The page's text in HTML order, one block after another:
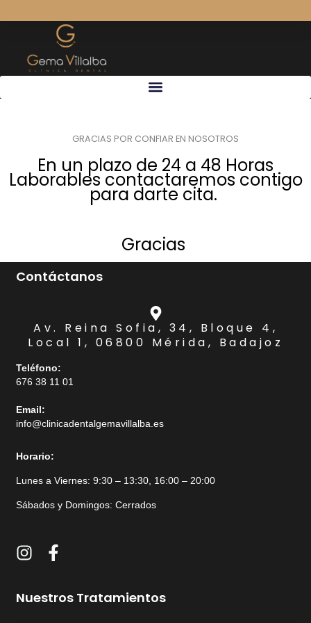
al
GRACIAS POR CONFIAR EN NOSOTROS
En un plazo de 24 a 48 Horas
Laborables contactaremos contigo
para darte cita.
Gracias
Nuestros Tratamientos
Contáctanos
Av. Reina Sofia, 34, Bloque 4,
Local 1, 06800 Mérida, Badajoz
Teléfono:
676 38 11 01
Email:
info@clinicadentalgemavillalba.es
Horario:
Lunes a Viernes: 9:30 – 13:30, 16:00 – 20:00
Sábados y Domingos: Cerrados
n
t
a
a
b